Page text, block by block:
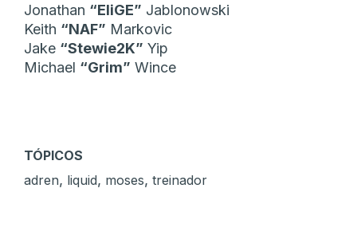
Jonathan “⁠EliGE⁠” Jablonowski
Keith “⁠NAF⁠” Markovic
Jake “⁠Stewie2K⁠” Yip
Michael “⁠Grim⁠” Wince
TÓPICOS
adren, liquid, moses, treinador